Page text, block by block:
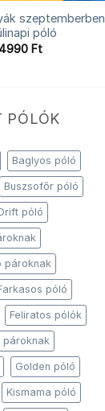
szeptemberben
póló
4990 Ft
PÓLÓK
Baglyos póló
Buszsofőr póló
póló
pároknak
póló
Feliratos pólók
Golden póló
Kismama póló